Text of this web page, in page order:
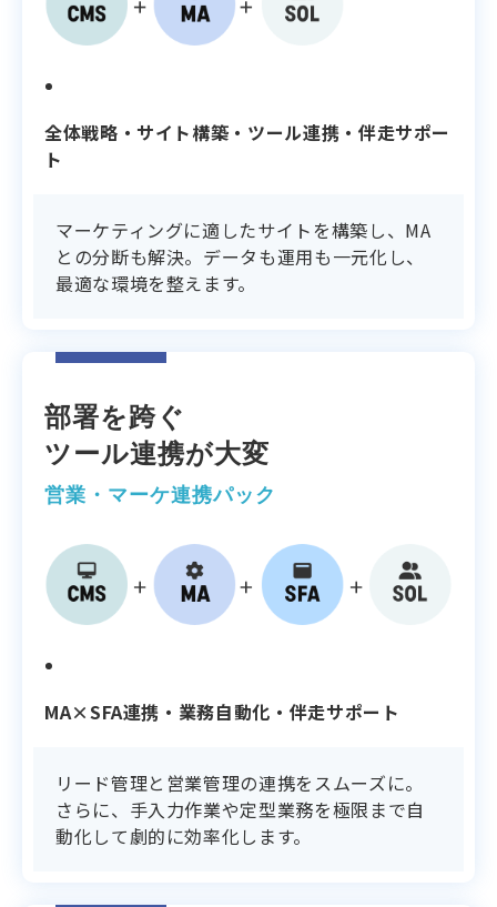
全体戦略・サイト構築・ツール連携・伴走サポー
ト
マーケティングに適したサイトを構築し、MA
との分断も解決。データも運用も一元化し、
最適な環境を整えます。
部署を跨ぐ
ツール連携が大変
営業・マーケ連携パック
MA×SFA連携・業務自動化・伴走サポート
リード管理と営業管理の連携をスムーズに。
さらに、手入力作業や定型業務を極限まで自
動化して劇的に効率化します。